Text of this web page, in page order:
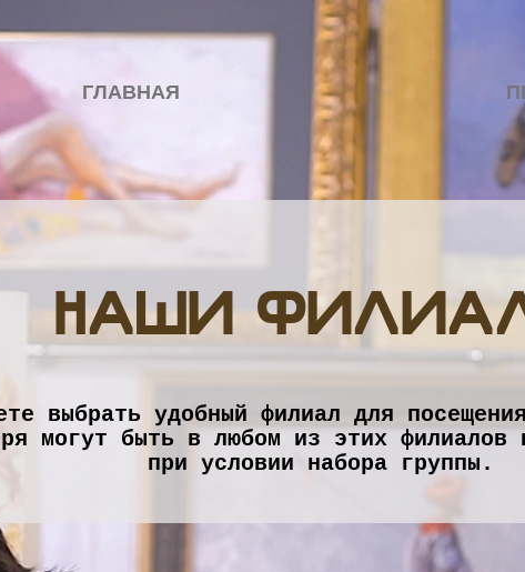
ГЛАВНАЯ
НАШИ
выбрать удобный филиал для
могут быть в любом из этих филиалов
при условии набора группы.